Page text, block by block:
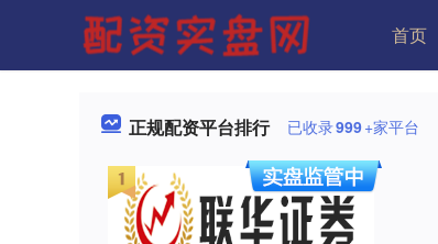
首页
正规配资平台排行 已收录999+家平台